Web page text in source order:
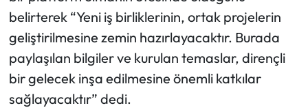
belirterek “Yeni iş birliklerinin, ortak projelerin
geliştirilmesine zemin hazırlayacaktır. Burada
paylaşılan bilgiler ve kurulan temaslar, dirençli
bir gelecek inşa edilmesine önemli katkılar
sağlayacaktır” dedi.